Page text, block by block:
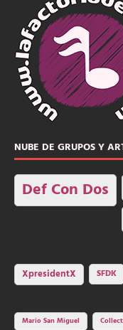
NUBE DE GRUPOS Y
Def Con Dos
XpresidentX SFDK
Mario San Miguel